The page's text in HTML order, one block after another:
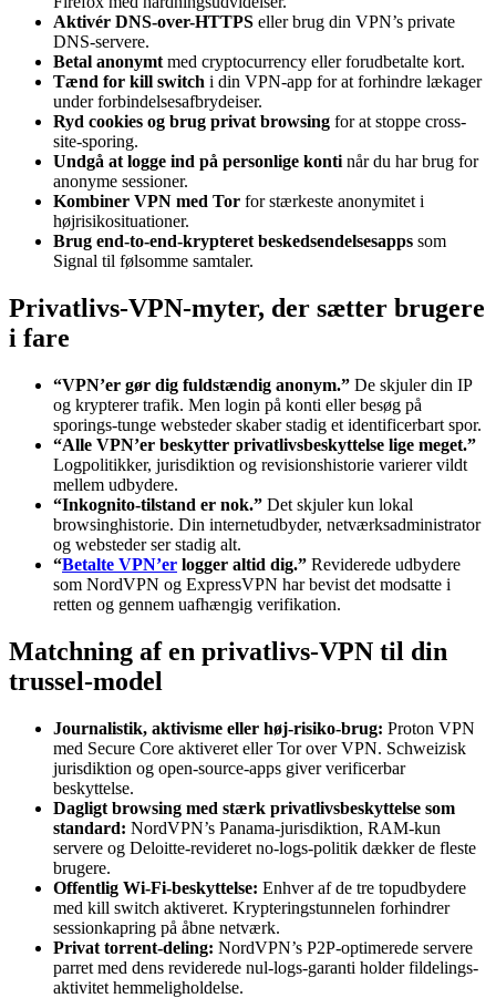
Aktivér DNS-over-HTTPS eller brug din VPN’s private
DNS-servere.
Betal anonymt med cryptocurrency eller forudbetalte kort.
Tænd for kill switch i din VPN-app for at forhindre lækager
under forbindelsesafbrydeiser.
Ryd cookies og brug privat browsing for at stoppe cross-
site-sporing.
Undgå at logge ind på personlige konti når du har brug for
anonyme sessioner.
Kombiner VPN med Tor for stærkeste anonymitet i
højrisikosituationer.
Brug end-to-end-krypteret beskedsendelsesapps som
Signal til følsomme samtaler.
Privatlivs-VPN-myter, der sætter brugere
i fare
“VPN’er gør dig fuldstændig anonym.” De skjuler din IP
og krypterer trafik. Men login på konti eller besøg på
sporings-tunge websteder skaber stadig et identificerbart spor.
“Alle VPN’er beskytter privatlivsbeskyttelse lige meget.”
Logpolitikker, jurisdiktion og revisionshistorie varierer vildt
mellem udbydere.
“Inkognito-tilstand er nok.” Det skjuler kun lokal
browsinghistorie. Din internetudbyder, netværksadministrator
og websteder ser stadig alt.
“Betalte VPN’er logger altid dig.” Reviderede udbydere
som NordVPN og ExpressVPN har bevist det modsatte i
retten og gennem uafhængig verifikation.
Matchning af en privatlivs-VPN til din
trussel-model
Journalistik, aktivisme eller høj-risiko-brug: Proton VPN
med Secure Core aktiveret eller Tor over VPN. Schweizisk
jurisdiktion og open-source-apps giver verificerbar
beskyttelse.
Dagligt browsing med stærk privatlivsbeskyttelse som
standard: NordVPN’s Panama-jurisdiktion, RAM-kun
servere og Deloitte-revideret no-logs-politik dækker de fleste
brugere.
Offentlig Wi-Fi-beskyttelse: Enhver af de tre topudbydere
med kill switch aktiveret. Krypteringstunnelen forhindrer
sessionkapring på åbne netværk.
Privat torrent-deling: NordVPN’s P2P-optimerede servere
parret med dens reviderede nul-logs-garanti holder fildelings-
aktivitet hemmeligholdelse.